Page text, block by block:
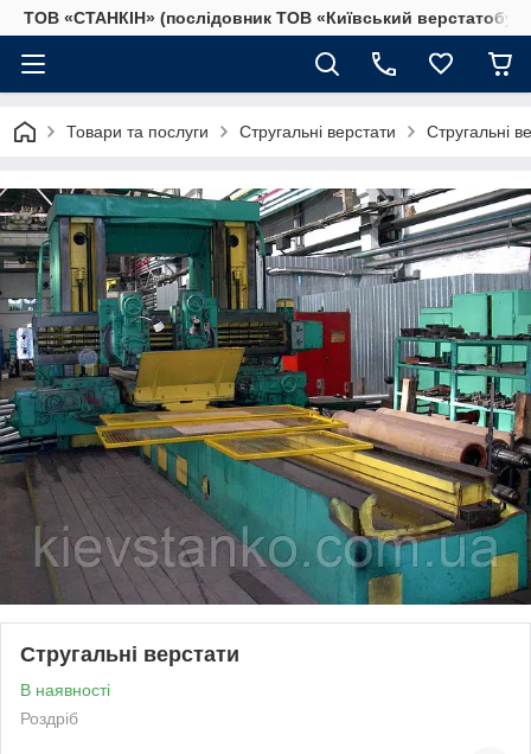
ТОВ «СТАНКІН» (послідовник ТОВ «Київський
Товари та послуги Стругальні верстати Стругальні
Стругальні верстати
В наявності
Роздріб